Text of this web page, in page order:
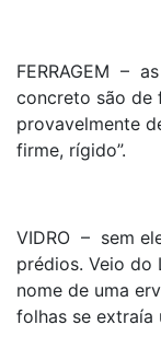
FERRAGEM –
concreto são de
provavelmente
firme, rígido”.
VIDRO – sem
prédios. Veio do
nome de uma
folhas se extraía